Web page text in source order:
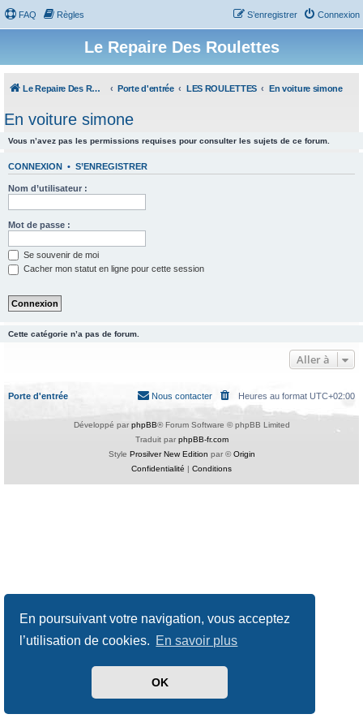
En poursuivant votre navigation, vous acceptez
l’utilisation de cookies. En savoir plus
OK
FAQ Règles Connexion
S’enregistrer
Le Repaire Des Roulettes
Le Repaire Des Roulettes Porte d'entrée LES ROULETTES En voiture simone
En voiture simone
Vous n’avez pas les permissions requises pour consulter les sujets de ce forum.
CONNEXION • S’ENREGISTRER
Nom d’utilisateur :
Mot de passe :
Se souvenir de moi
Cacher mon statut en ligne pour cette session
Cette catégorie n’a pas de forum.
Aller à
Porte d'entrée Heures au format UTC+02:00
Nous contacter
Développé par phpBB® Forum Software © phpBB Limited
Traduit par phpBB-fr.com
Style Prosilver New Edition par ©Origin
Confidentialité | Conditions